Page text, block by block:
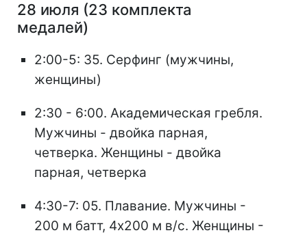
28 июля (23 комплекта
медалей)
2:00-5: 35. Серфинг (мужчины,
женщины)
2:30 - 6:00. Академическая гребля.
Мужчины - двойка парная,
четверка. Женщины - двойка
парная, четверка
4:30-7: 05. Плавание. Мужчины -
200 м батт, 4х200 м в/с. Женщины -